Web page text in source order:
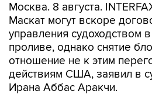
Москва. 8 августа.
Маскат могут вскоре
управления судоходством
проливе, однако снятие
отношение не к этим
действиям США, заявил в
Ирана Аббас Аракчи.